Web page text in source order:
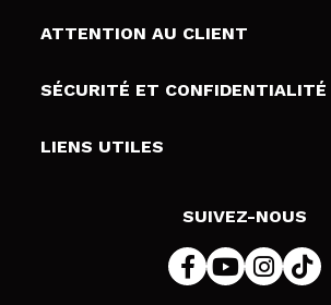
Qui sommes nous
Cartes-cadeaux
ATTENTION AU CLIENT
Livraison & retour
Modes de paiement
SÉCURITÉ ET CONFIDENTIALITÉ
Conditions et confidentialité
LIENS UTILES
SUIVEZ-NOUS